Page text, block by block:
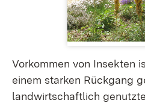
Vorkommen von Insekten
einem starken Rückgang
landwirtschaftlich